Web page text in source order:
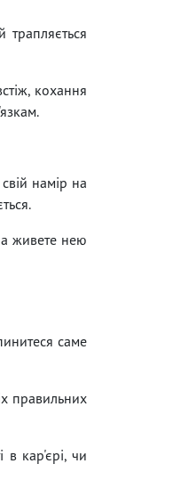
кохання
намір на
живете нею
саме
правильних
в кар'єрі, чи